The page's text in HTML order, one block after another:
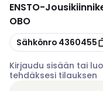
ENSTO-
OBO
Kopioi
Sähkönro 4360455
Kirjaudu sisään tai
tehdäksesi tilauksen